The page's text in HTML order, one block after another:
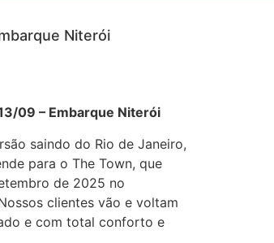
Niterói
Embarque Niterói
saindo do Rio de Janeiro,
para o The Town, que
de 2025 no
clientes vão e voltam
e com total conforto e